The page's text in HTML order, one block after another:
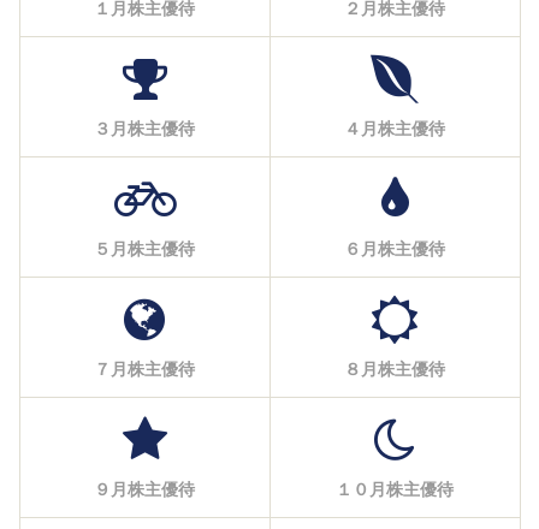
１月株主優待 ２月株主優待
３月株主優待 ４月株主優待
５月株主優待 ６月株主優待
７月株主優待 ８月株主優待
９月株主優待 １０月株主優待